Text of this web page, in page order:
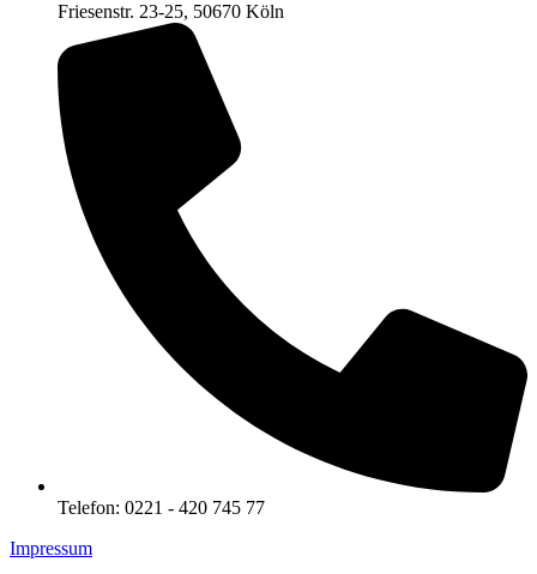
Friesenstr. 23-25, 50670 Köln
Telefon: 0221 - 420 745 77
Impressum